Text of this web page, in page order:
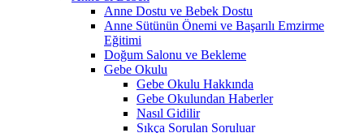
Anne Dostu ve Bebek Dostu
Anne Sütünün Önemi ve Başarılı Emzirme
Eğitimi
Doğum Salonu ve Bekleme
Gebe Okulu
Gebe Okulu Hakkında
Gebe Okulundan Haberler
Nasıl Gidilir
Sıkça Sorulan Soruluar